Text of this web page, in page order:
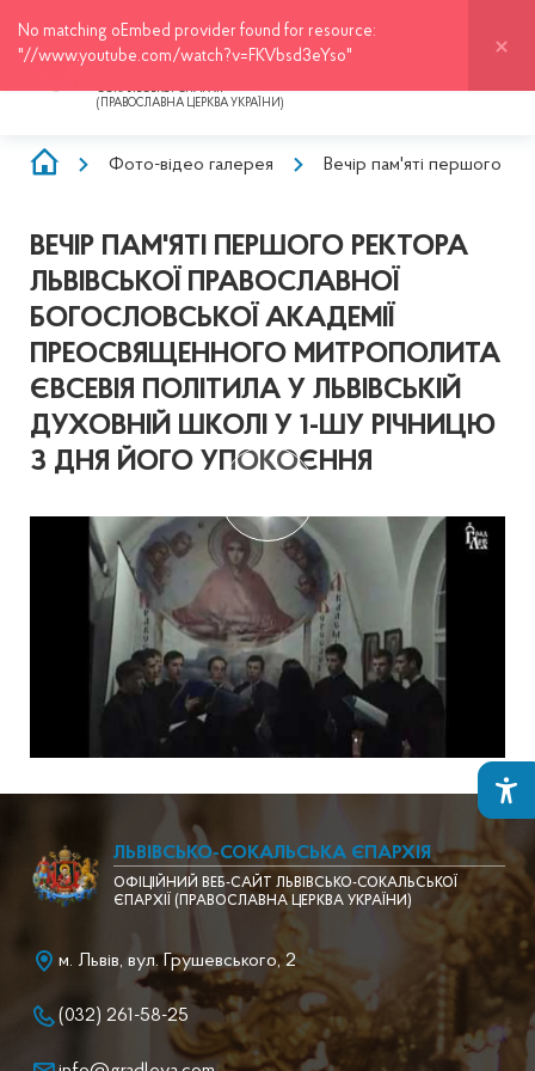
ЛЬВІВСЬКО-СОКАЛЬСЬКА
ЄПАРХІЯ
СОКАЛЬСЬКОЇ ЄПАРХІЇ
(ПРАВОСЛАВНА ЦЕРКВА УКРАЇНИ)
РЯДОКФото-відео галерея Вечір пам'яті першого
ВЕЧІР ПАМ'ЯТІ ПЕРШОГО РЕКТОРА
ЛЬВІВСЬКОЇ ПРАВОСЛАВНОЇ
БОГОСЛОВСЬКОЇ АКАДЕМІЇ
ПРЕОСВЯЩЕННОГО МИТРОПОЛИТА
ЄВСЕВІЯ ПОЛІТИЛА У ЛЬВІВСЬКІЙ
ДУХОВНІЙ ШКОЛІ У 1-ШУ РІЧНИЦЮ
З ДНЯ ЙОГО УПОКОЄННЯ
ЛЬВІВСЬКО-СОКАЛЬСЬКА ЄПАРХІЯ
ОФІЦІЙНИЙ ВЕБ-САЙТ ЛЬВІВСЬКО-СОКАЛЬСЬКОЇ
ЄПАРХІЇ (ПРАВОСЛАВНА ЦЕРКВА УКРАЇНИ)
м. Львів, вул. Грушевського, 2
(032) 261-58-25
No matching oEmbed provider found for resource:
"//www.youtube.com/watch?v=FKVbsd3eYso"